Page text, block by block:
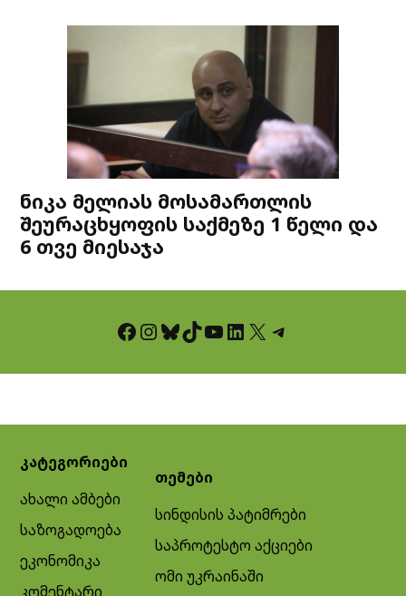
ნიკა მელიას მოსამართლის
შეურაცხყოფის საქმეზე 1 წელი და
6 თვე მიესაჯა
Facebook InstagramBluesky TikTok YouTube LinkedIn X Telegram
კატეგორიები
ახალი ამბები
საზოგადოება
ეკონომიკა
კომენტარი
თემები
სინდისის პატიმრები
საპროტესტო აქციები
ომი უკრაინაში